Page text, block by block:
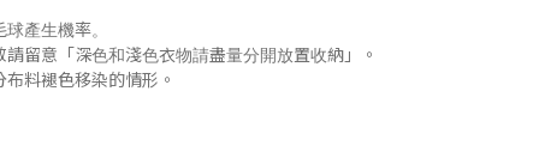
產生機率。
請留意 「深色和淺色衣物請盡量分開放置收納 」
。
布料褪色移染的情形 。